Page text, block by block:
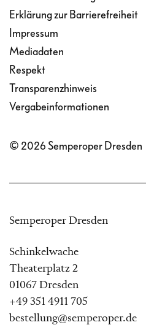
Erklärung zur Barrierefreiheit
Impressum
Mediadaten
Respekt
Transparenzhinweis
Vergabeinformationen
© 2026 Semperoper Dresden
Semperoper Dresden
Schinkelwache
Theaterplatz 2
01067 Dresden
+49 351 4911 705
bestellung@semperoper.de